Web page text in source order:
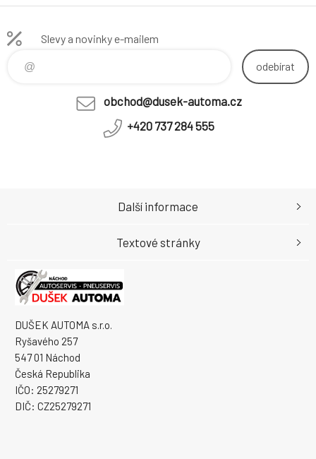
Slevy a novinky e-mailem
odebírat
obchod@dusek-automa.cz
+420 737 284 555
DUŠEK AUTOMA s.r.o.
Ryšavého 257
547 01 Náchod
Česká Republika
IČO: 25279271
DIČ: CZ25279271
Další informace
Textové stránky